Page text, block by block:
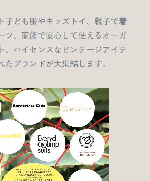
子ども服やキッズトイ、親子で着
ツ、家族で安心して使えるオーガ
、ハイセンスなビンテージアイテ
ブランドが大集結します。